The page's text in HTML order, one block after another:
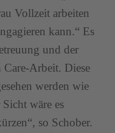
Vollzeit arbeiten
kann.“ Es
und der
Arbeit. Diese
werden wie
wäre es
so Schober.